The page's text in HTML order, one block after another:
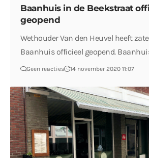
Baanhuis in de Beekstraat
geopend
Wethouder Van den Heuvel heeft
Baanhuis officieel geopend.
Geen reacties 14 november 2020 11:07